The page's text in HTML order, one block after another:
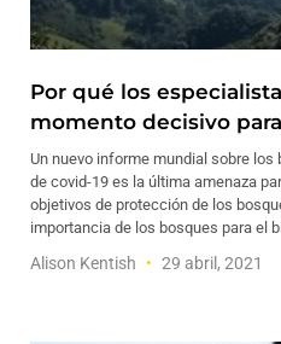
Por qué los
momento decisivo
Un nuevo informe mundial sobre
de covid-19 es la última amenaza
objetivos de protección de los
importancia de los bosques para el
Alison Kentish 29 abril, 2021